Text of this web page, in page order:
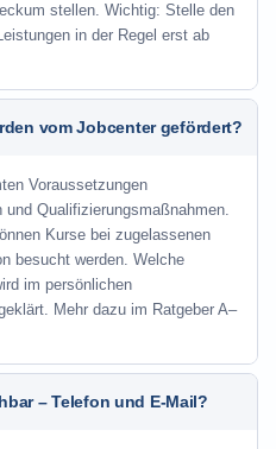
stellen. Wichtig: Stelle den
in der Regel erst ab
vom Jobcenter gefördert?
Voraussetzungen
Qualifizierungsmaßnahmen.
Kurse bei zugelassenen
besucht werden. Welche
im persönlichen
Mehr dazu im Ratgeber A–
– Telefon und E-Mail?